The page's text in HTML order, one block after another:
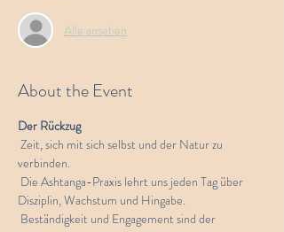
Alle ansehen
About the Event
Der Rückzug
verbinden.
Disziplin, Wachstum und Hingabe.